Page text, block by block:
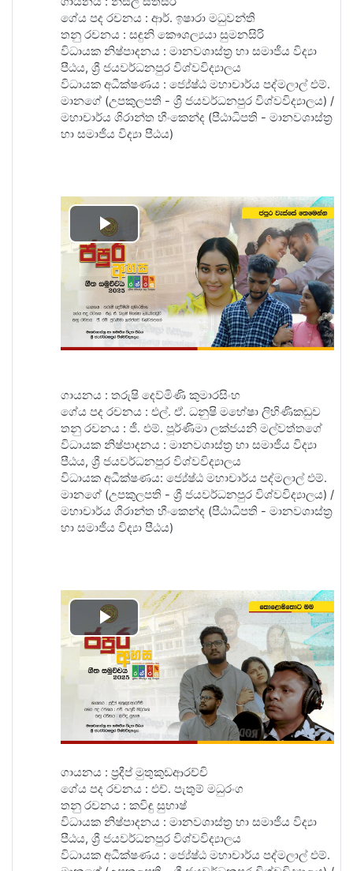
ගේය පද රචනය : ආර්. ඉෂාරා මධුවන්ති
තනු රචනය : සඳුනි කෞශල්‍යයා සුමනසිරි
විධායක නිෂ්පාදනය‍ : මානවශාස්ත්‍ර හා සමාජීය විද්‍යා
පීඨය, ශ්‍රී ජයවර්ධනපුර විශ්වවිද්‍යාලය
විධායක අධීක්ෂණය : ජ්‍යේෂ්ඨ මහාචාර්ය පද්මලාල් එම්.
මානගේ (උපකුලපති - ශ්‍රී ජයවර්ධනපුර විශ්වවිද්‍යාලය) /
මහාචාර්ය ශිරාන්ත හීංකෙන්ද (පීඨාධිපති - මානවශාස්ත්‍ර
හා සමාජීය විද්‍යා පීඨය)
Play
Video
ගායනය : තරුෂි දෙව්මිණි කුමාරසිංහ
ගේය පද රචනය : එල්. ඒ. ධනුෂි මහේෂා ලිහිණිකඩුව
තනු රචනය : ජී. එම්. පූර්ණිමා ලක්ජයනි මල්වත්තගේ
විධායක නිෂ්පාදනය‍ : මානවශාස්ත්‍ර හා සමාජීය විද්‍යා
පීඨය, ශ්‍රී ජයවර්ධනපුර විශ්වවිද්‍යාලය
විධායක අධීක්ෂණය: ජ්‍යේෂ්ඨ මහාචාර්ය පද්මලාල් එම්.
මානගේ (උපකුලපති - ශ්‍රී ජයවර්ධනපුර විශ්වවිද්‍යාලය) /
මහාචාර්ය ශිරාන්ත හීංකෙන්ද (පීඨාධිපති - මානවශාස්ත්‍ර
හා සමාජීය විද්‍යා පීඨය)
Play
Video
ගායනය : ප්‍රදීප් මුතුකුඩආරච්චි
ගේය පද රචනය : එච්. පැතුම් මධුරංග
තනු රචනය : කවිඳු සුභාෂ්
විධායක නිෂ්පාදනය‍ : මානවශාස්ත්‍ර හා සමාජීය විද්‍යා
පීඨය, ශ්‍රී ජයවර්ධනපුර විශ්වවිද්‍යාලය
විධායක අධීක්ෂණය : ජ්‍යේෂ්ඨ මහාචාර්ය පද්මලාල් එම්.